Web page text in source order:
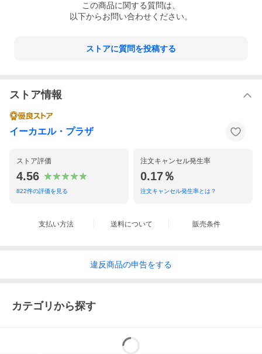
す。
以下内容に関しまして、予めご了承くださいますようお願い致し
※「メール便」の商品は、お受け取りになれなかった場合、ポス
ト（郵便受け箱）または宅配ボックスに入らない場合、玄関前に
置き配として配送されます。
される場合がございます。
※「宅配便」となりましたご注文も発送までに1~4日かかります。
話題の＼SunnyHug（サニーハグ）／シリーズ！
【肌触りと乾き】
75％綿組成で綿の肌触りを実現しながら、運動後の汗はしっかり
また、お母さんたちの意見を参考に、子供たちが嫌がるチクチク
【厚みと透け感】
定番の綿スムース仕様で表と裏は同じ編み方で肌触りが良いだけ
この商品に関する質問は、
以下からお問い合わせください。
ストアに質問を投稿する
ストア情報
イーカエル・プラザ
ストア評価
4.56
822件の評価を見る
注文キャンセル発生率
0.17％
注文キャンセル発生率とは？
支払い方法 送料について 販売条件
違反商品の申告をする
カテゴリから探す